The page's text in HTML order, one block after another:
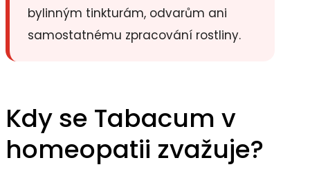
bylinným tinkturám, odvarům ani
samostatnému zpracování rostliny.
Kdy se Tabacum v
homeopatii zvažuje?